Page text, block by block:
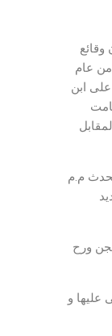
وقائع
من عام
على ابن
م.م
ورح
عليها و